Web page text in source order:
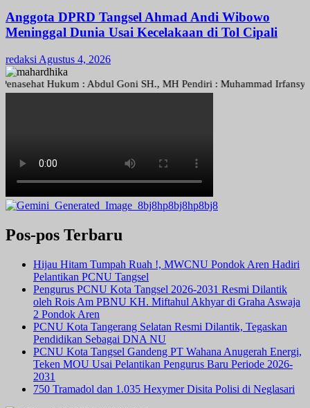
Anggota DPRD Tangsel Ahmad Andi Wibowo
Meninggal Dunia Usai Kecelakaan di Tol Cipali
redaksi Agustus 4, 2026
Hukum : Abdul Goni SH., MH Pendiri : Muhammad
Pos-pos Terbaru
Hijau Hitam Tumpah Ruah !, MWCNU Pondok Aren Hadiri
Pelantikan PCNU Tangsel
Pengurus PCNU Kota Tangsel 2026-2031 Resmi Dilantik
oleh Rois Am PBNU KH. Miftahul Akhyar di Graha Aswaja
2 Pondok Aren
PCNU Kota Tangerang Selatan Resmi Dilantik, Tegaskan
Pendidikan Sebagai DNA NU
PCNU Kota Tangsel Gandeng PT Wahana Anugerah Energi,
Teken MOU Usai Pelantikan Pengurus Baru Periode 2026-
2031
750 Tramadol dan 1.035 Hexymer Disita Polisi di Neglasari